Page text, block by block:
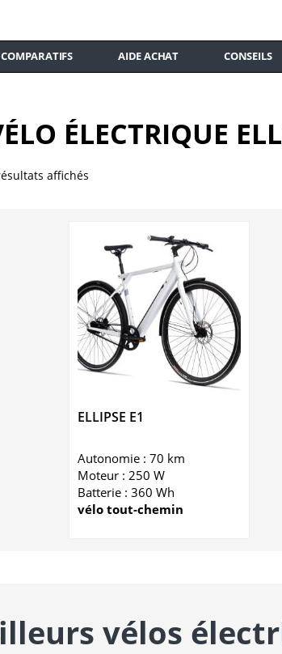
COMPARATIFS AIDE ACHAT CONSEILS
ÉLECTRIQUE
affichés
ELLIPSE E1
Autonomie : 70 km
Moteur : 250 W
Batterie : 360 Wh
vélo tout-chemin
vélos